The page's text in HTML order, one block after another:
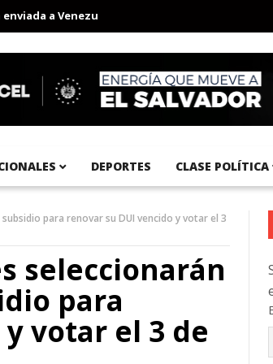
a Venezuela Aeropuerto Internacional del
DEPORTES CLASE POLÍTICA
para renovar su DUI vencido y votar el 3
seleccionarán
para
votar el 3 de